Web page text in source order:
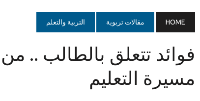
HOME مقالات تربوية التربية والتعلم
فوائد تتعلق بالطالب ..
مسيرة التعليم